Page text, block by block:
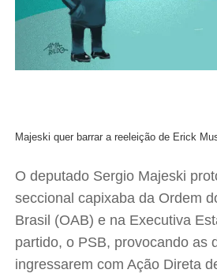
Majeski quer barrar a reeleição de Erick
O deputado Sergio Majeski
seccional capixaba da Ordem
Brasil (OAB) e na Executiva
partido, o PSB, provocando as
ingressarem com Ação Direta